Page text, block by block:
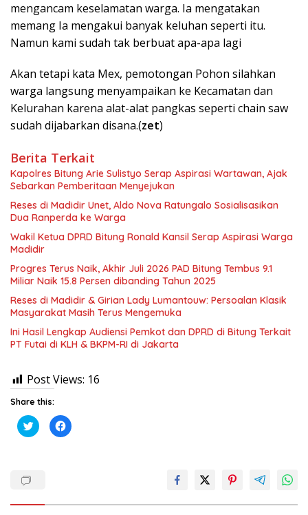
mengancam keselamatan warga. Ia mengatakan
memang Ia mengakui banyak keluhan seperti itu.
Namun kami sudah tak berbuat apa-apa lagi
Akan tetapi kata Mex, pemotongan Pohon silahkan
warga langsung menyampaikan ke Kecamatan dan
Kelurahan karena alat-alat pangkas seperti chain saw
sudah dijabarkan disana.(zet)
Berita Terkait
Kapolres Bitung Arie Sulistyo Serap Aspirasi Wartawan, Ajak
Sebarkan Pemberitaan Menyejukan
Reses di Madidir Unet, Aldo Nova Ratungalo Sosialisasikan
Dua Ranperda ke Warga
Wakil Ketua DPRD Bitung Ronald Kansil Serap Aspirasi Warga
Madidir
Progres Terus Naik, Akhir Juli 2026 PAD Bitung Tembus 9.1
Miliar Naik 15.8 Persen dibanding Tahun 2025
Reses di Madidir & Girian Lady Lumantouw: Persoalan Klasik
Masyarakat Masih Terus Mengemuka
Ini Hasil Lengkap Audiensi Pemkot dan DPRD di Bitung Terkait
PT Futai di KLH & BKPM-RI di Jakarta
Post Views: 16
Share this:
K
l
e
K
l
e